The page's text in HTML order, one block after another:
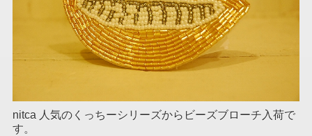
nitca 人気のくっちーシリーズからビーズブローチ入荷で
す。